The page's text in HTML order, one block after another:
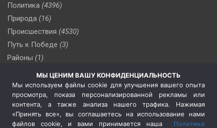
Политика (4396)
Природа (16)
Происшествия (4530)
Путь к Победе (3)
Районы (1)
(510)
Сельское хозяйство (3)
Социальная политика
(3)
Спецоперация в Украине
Спецоперация на Украине
(404)
МЫ ЦЕНИМ ВАШУ КОНФИДЕНЦИАЛЬНОСТЬ
Мы используем файлы cookie для улучшения вашего опыта
просмотра, показа персонализированной рекламы или
контента, а также анализа нашего трафика. Нажимая
«Принять все», вы соглашаетесь на использование нами
файлов cookie, и вами принимается наша Политика